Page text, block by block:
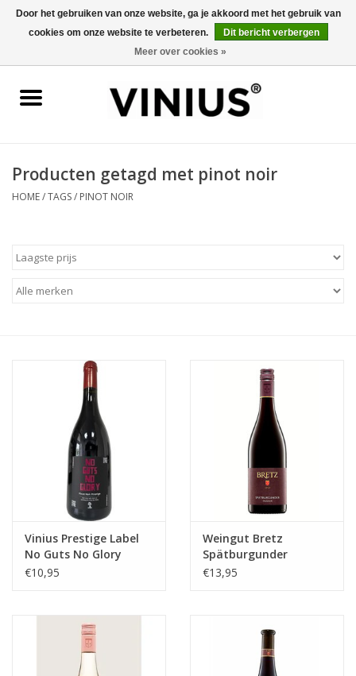
0 Artikelen - €0,00
Wijn per kleur/soort
Wijnproeverij
Over Vinius
Producten getagd met pinot noir
HOME/TAGS/ PINOT NOIR
Vinius Prestige Label
No Guts No Glory
Pinot Noir
€10,95
Weingut Bretz
Spätburgunder
Trocken
€13,95
Door het gebruiken van onze website, ga je akkoord met het gebruik van
cookies om onze website te verbeteren.
Dit bericht verbergen
Meer over cookies »